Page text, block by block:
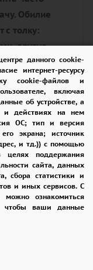
данного cookie-
интернет-ресурсу
cookie-файлов и
включая
об устройстве, а
и действиях на нем
ОС; тип и версия
экрана; источник
и тд.)) с помощью
целях поддержания
сайта, данных
сбора статистики и
и иных сервисов. С
ознакомиться
чтобы ваши данные
Обилие
с толку:
другие —
уверенным,
с
с
на аренду
Такой
более
а также
в